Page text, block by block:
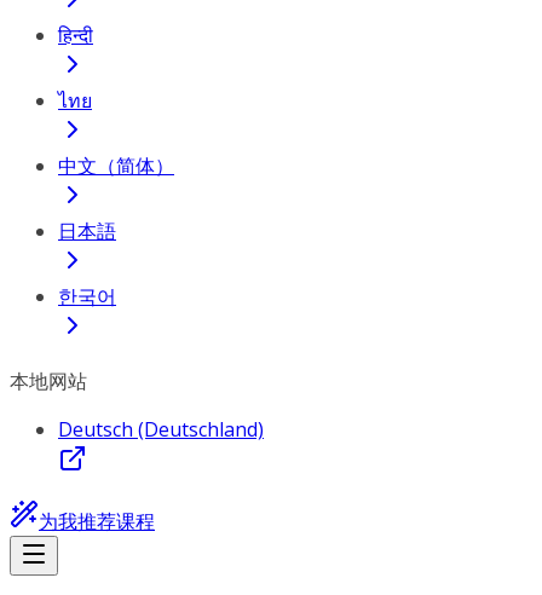
हिन्दी
ไทย
中文（简体）
日本語
한국어
本地网站
Deutsch (Deutschland)
为我推荐课程